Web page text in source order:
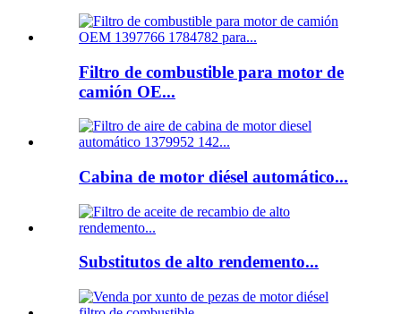
Filtro de combustible para motor de
camión OE...
Cabina de motor diésel automático...
Substitutos de alto rendemento...